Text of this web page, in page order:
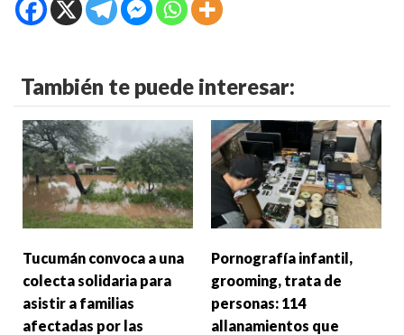
También te puede interesar:
Tucumán convoca a una
colecta solidaria para
asistir a familias
afectadas por las
Pornografía infantil,
grooming, trata de
personas: 114
allanamientos que